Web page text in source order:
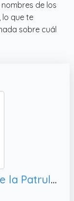
nombres de los
que te
sobre cuál
tonies Figuras auditivas de la Patrulla Canina – Más rápido Que el Bombero – 4 Historias para niños a Partir de 3 años, Tiempo de Juego de Aproximadamente 59 Minutos